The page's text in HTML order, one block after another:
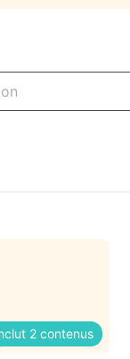
2 contenus